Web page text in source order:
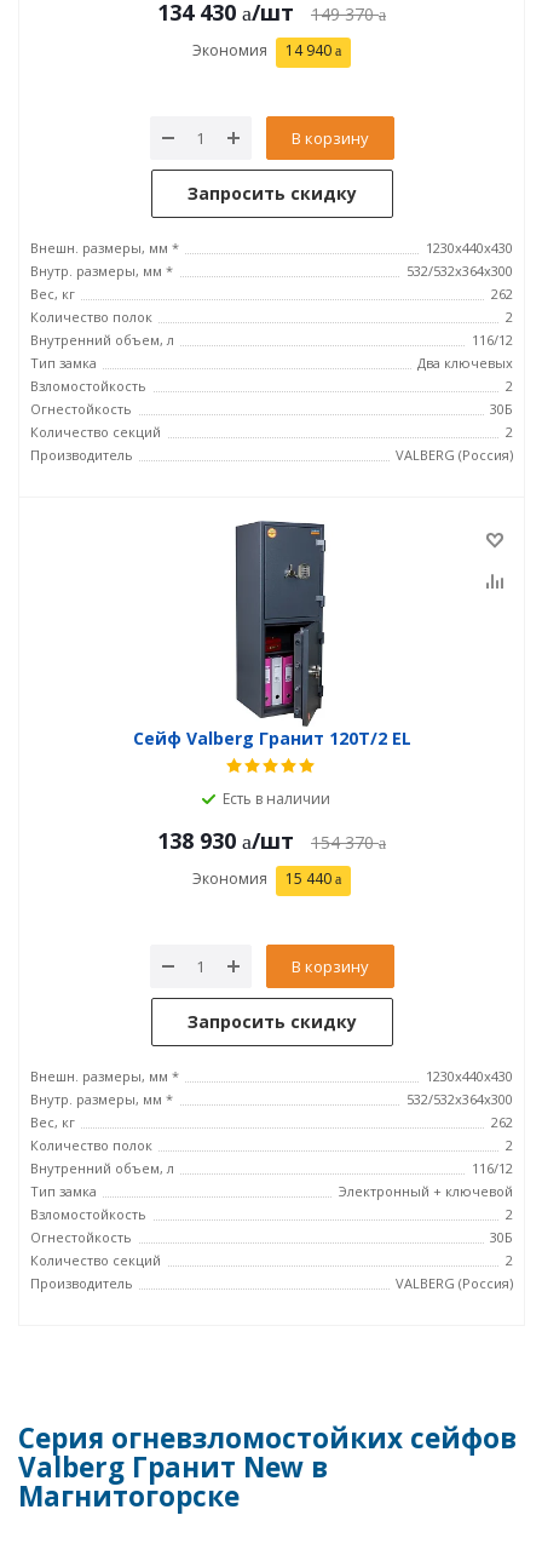
134 430 /шт 149 370
Экономия 14 940
В корзину
Запросить скидку
Внешн. размеры, мм *
1230x440x430
Внутр. размеры, мм *
532/532x364x300
Вес, кг
262
Количество полок
2
Внутренний объем, л
116/12
Тип замка
Два ключевых
Взломостойкость
2
Огнестойкость
30Б
Количество секций
2
Производитель
VALBERG (Россия)
Сейф Valberg Гранит 120T/2 EL
Есть в наличии
138 930 /шт 154 370
Экономия 15 440
В корзину
Запросить скидку
Внешн. размеры, мм *
1230x440x430
Внутр. размеры, мм *
532/532x364x300
Вес, кг
262
Количество полок
2
Внутренний объем, л
116/12
Тип замка
Электронный + ключевой
Взломостойкость
2
Огнестойкость
30Б
Количество секций
2
Производитель
VALBERG (Россия)
Серия огневзломостойких сейфов
Valberg Гранит New в
Магнитогорске